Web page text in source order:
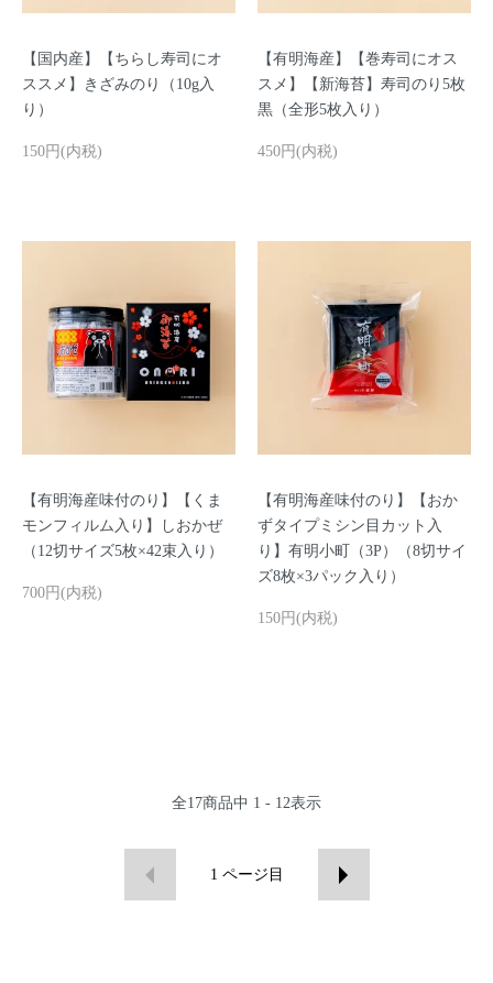
【国内産】【ちらし寿司にオ
ススメ】きざみのり（10g入
り）
150円(内税)
【有明海産】【巻寿司にオス
スメ】【新海苔】寿司のり5枚
黒（全形5枚入り）
450円(内税)
【有明海産味付のり】【くま
モンフィルム入り】しおかぜ
（12切サイズ5枚×42束入り）
700円(内税)
【有明海産味付のり】【おか
ずタイプミシン目カット入
り】有明小町（3P）（8切サイ
ズ8枚×3パック入り）
150円(内税)
全17商品中 1 - 12表示
1 ページ目